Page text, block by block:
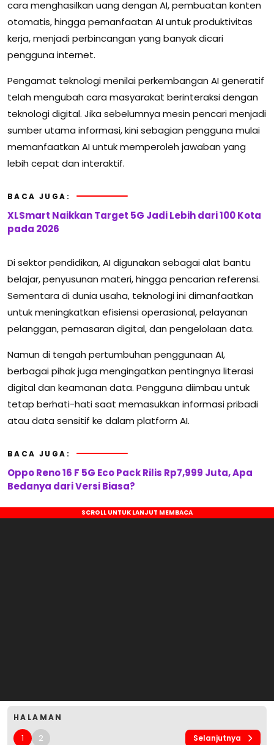
cara menghasilkan uang dengan AI, pembuatan konten
otomatis, hingga pemanfaatan AI untuk produktivitas
kerja, menjadi perbincangan yang banyak dicari
pengguna internet.
Pengamat teknologi menilai perkembangan AI generatif
telah mengubah cara masyarakat berinteraksi dengan
teknologi digital. Jika sebelumnya mesin pencari menjadi
sumber utama informasi, kini sebagian pengguna mulai
memanfaatkan AI untuk memperoleh jawaban yang
lebih cepat dan interaktif.
BACA JUGA:
XLSmart Naikkan Target 5G Jadi Lebih dari 100 Kota
pada 2026
Di sektor pendidikan, AI digunakan sebagai alat bantu
belajar, penyusunan materi, hingga pencarian referensi.
Sementara di dunia usaha, teknologi ini dimanfaatkan
untuk meningkatkan efisiensi operasional, pelayanan
pelanggan, pemasaran digital, dan pengelolaan data.
Namun di tengah pertumbuhan penggunaan AI,
berbagai pihak juga mengingatkan pentingnya literasi
digital dan keamanan data. Pengguna diimbau untuk
tetap berhati-hati saat memasukkan informasi pribadi
atau data sensitif ke dalam platform AI.
BACA JUGA:
Oppo Reno 16 F 5G Eco Pack Rilis Rp7,999 Juta, Apa
Bedanya dari Versi Biasa?
HALAMAN
1 2 Selanjutnya